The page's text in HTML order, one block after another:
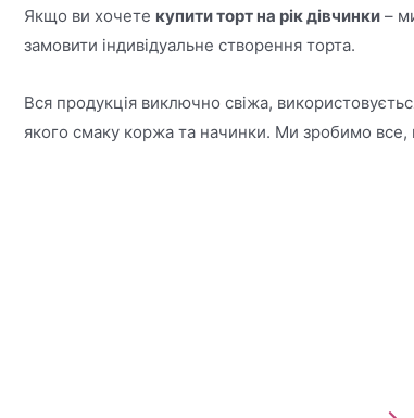
Якщо ви хочете купити торт на рік дівчинки –
замовити індивідуальне створення торта.
Вся продукція виключно свіжа,
якого смаку коржа та начинки. Ми зробимо